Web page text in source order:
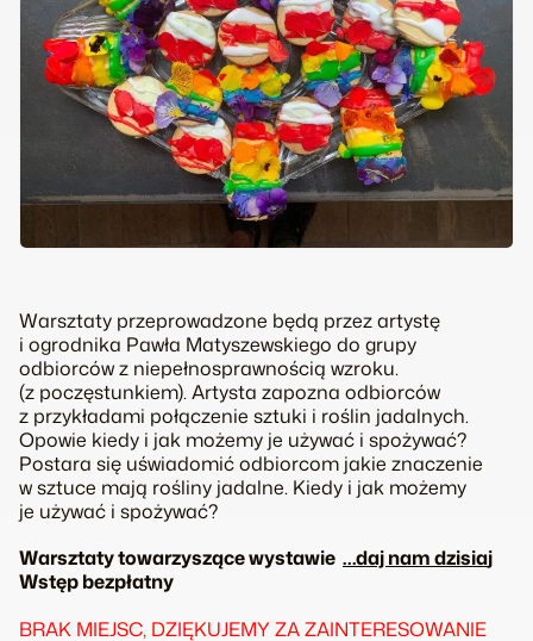
Warsztaty przeprowadzone będą przez artystę
i ogrodnika Pawła Matyszewskiego do grupy
odbiorców z niepełnosprawnością wzroku.
(z poczęstunkiem). Artysta zapozna odbiorców
z przykładami połączenie sztuki i roślin jadalnych.
Opowie kiedy i jak możemy je używać i spożywać?
Postara się uświadomić odbiorcom jakie znaczenie
w sztuce mają rośliny jadalne. Kiedy i jak możemy
je używać i spożywać?
Warsztaty towarzyszące wystawie …daj nam dzisiaj
Wstęp bezpłatny
BRAK MIEJSC, DZIĘKUJEMY ZA ZAINTERESOWANIE